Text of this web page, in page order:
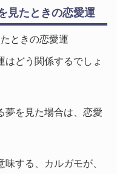
見たときの恋愛運
ときの恋愛運
はどう関係するでしょ
夢を見た場合は、恋愛
する、カルガモが、